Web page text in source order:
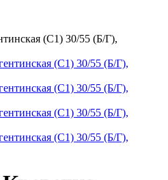
(С1) 30/55 (Б/Г),